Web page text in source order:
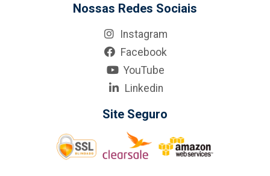
Nossas Redes Sociais
Instagram
Facebook
YouTube
Linkedin
Site Seguro